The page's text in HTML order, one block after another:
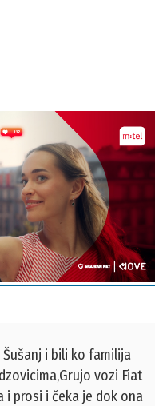
i bili ko familija
vozi Fiat
i prosi i čeka je dok ona